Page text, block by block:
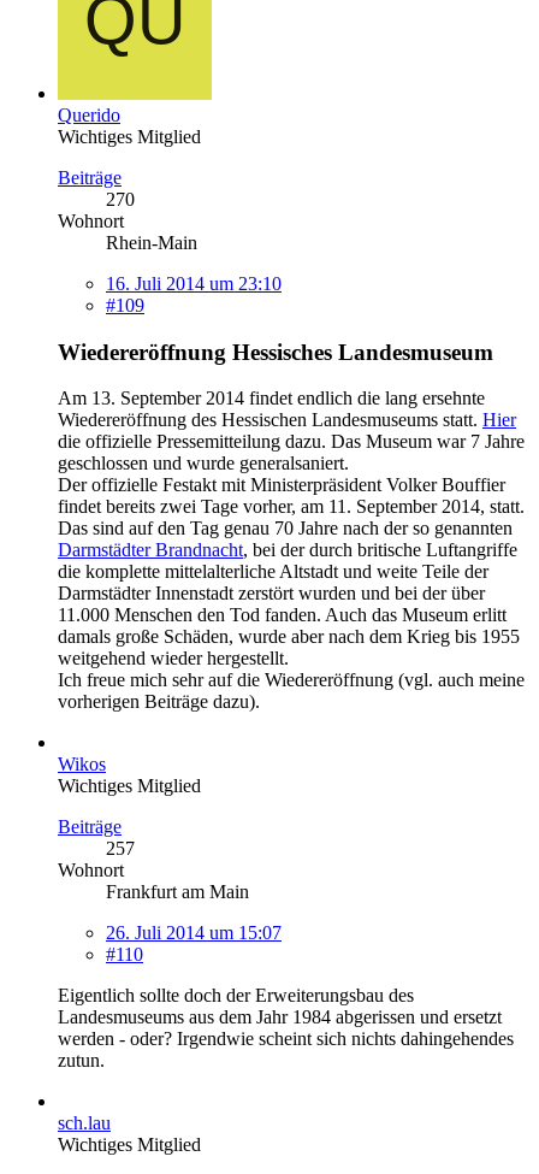
Querido
Wichtiges Mitglied
Beiträge
270
Wohnort
Rhein-Main
16. Juli 2014 um 23:10
#109
Wiedereröffnung Hessisches Landesmuseum
Am 13. September 2014 findet endlich die lang ersehnte
Wiedereröffnung des Hessischen Landesmuseums statt. Hier
die offizielle Pressemitteilung dazu. Das Museum war 7 Jahre
geschlossen und wurde generalsaniert.
Der offizielle Festakt mit Ministerpräsident Volker Bouffier
findet bereits zwei Tage vorher, am 11. September 2014, statt.
Das sind auf den Tag genau 70 Jahre nach der so genannten
Darmstädter Brandnacht, bei der durch britische Luftangriffe
die komplette mittelalterliche Altstadt und weite Teile der
Darmstädter Innenstadt zerstört wurden und bei der über
11.000 Menschen den Tod fanden. Auch das Museum erlitt
damals große Schäden, wurde aber nach dem Krieg bis 1955
weitgehend wieder hergestellt.
Ich freue mich sehr auf die Wiedereröffnung (vgl. auch meine
vorherigen Beiträge dazu).
Wikos
Wichtiges Mitglied
Beiträge
257
Wohnort
Frankfurt am Main
26. Juli 2014 um 15:07
#110
Eigentlich sollte doch der Erweiterungsbau des
Landesmuseums aus dem Jahr 1984 abgerissen und ersetzt
werden - oder? Irgendwie scheint sich nichts dahingehendes
zutun.
sch.lau
Wichtiges Mitglied